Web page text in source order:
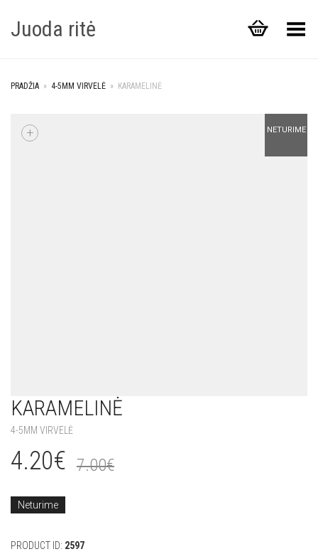
Juoda ritė Toggle Menu
PRADŽIA » 4-5MM VIRVELĖ » KARAMELINĖ
NETURIME
+
KARAMELINĖ
4-5MM VIRVELĖ
7.00€
4.20€
Neturime
PRODUCT ID: 2597